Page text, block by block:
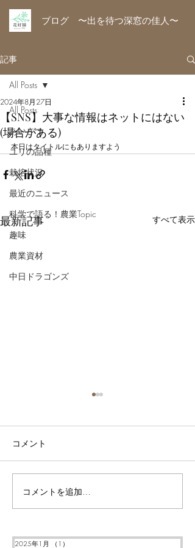
ブログ 〜出を待つ深窓の佳人〜
記事
All Posts
あいさつ
ユリの品種
栽培状況
最近のニュース
科学で語る！農業Topic
趣味
農業資材
中日ドラゴンズ
All Posts
【SNS】大事な情報はネットにはない
(場合がある)
2024年8月27日
本日はタイトルにもありますよう
最新記事 すべて表示
本日で2024年が終わりま
す、今年もたくさんの方々に
お世話になりました。この場
を借りて感謝御礼申し上げま
す。 今年を漢字一文字で表
コメント
コメントを追加…
2025年1月 （1）